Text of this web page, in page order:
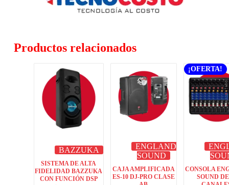
Productos relacionados
BAZZUKA
SISTEMA DE ALTA
FIDELIDAD BAZZUKA
CON FUNCIÓN DSP
ENGLAND
SOUND
CAJA AMPLIFICADA
ES-10 DJ-PRO CLASE
¡OFERTA!
CONSOLA
SOUND